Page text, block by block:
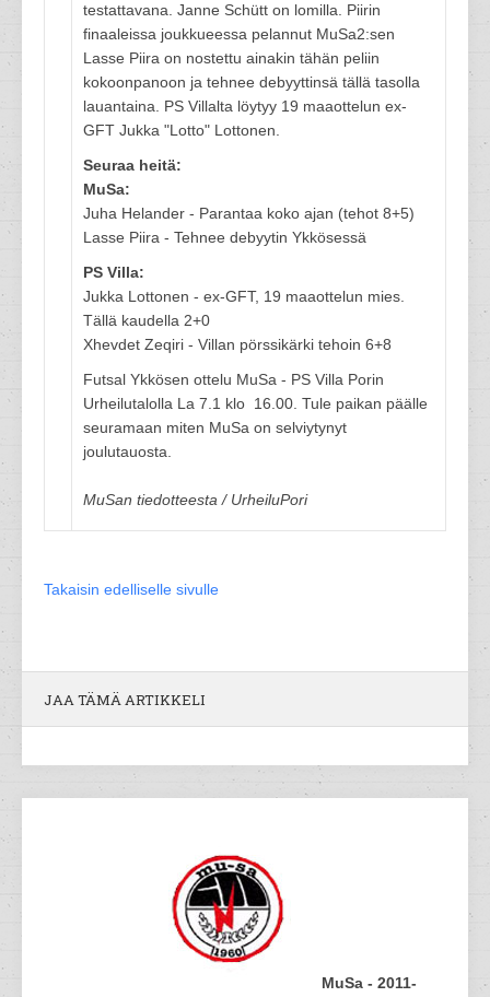
testattavana. Janne Schütt on lomilla. Piirin
finaaleissa joukkueessa pelannut MuSa2:sen
Lasse Piira on nostettu ainakin tähän peliin
kokoonpanoon ja tehnee debyyttinsä tällä tasolla
lauantaina. PS Villalta löytyy 19 maaottelun ex-
GFT Jukka "Lotto" Lottonen.
Seuraa heitä:
MuSa:
Juha Helander - Parantaa koko ajan (tehot 8+5)
Lasse Piira - Tehnee debyytin Ykkösessä
PS Villa:
Jukka Lottonen - ex-GFT, 19 maaottelun mies.
Tällä kaudella 2+0
Xhevdet Zeqiri - Villan pörssikärki tehoin 6+8
Futsal Ykkösen ottelu MuSa - PS Villa Porin
Urheilutalolla La 7.1 klo 16.00. Tule paikan päälle
seuramaan miten MuSa on selviytynyt
joulutauosta.
MuSan tiedotteesta / UrheiluPori
Takaisin edelliselle sivulle
JAA TÄMÄ ARTIKKELI
MuSa - 2011-